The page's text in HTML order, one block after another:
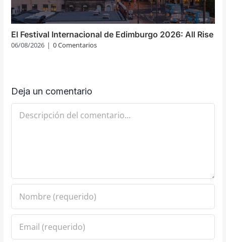
El Festival Internacional de Edimburgo 2026: All Rise
06/08/2026 | 0 Comentarios
Deja un comentario
Comentario